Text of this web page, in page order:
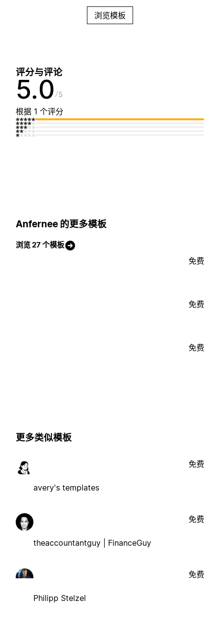
浏览模板
评分与评论
5.0 5
根据 1 个评分
Anfernee 的更多模板
浏览 27 个模板
免费
免费
免费
更多类似模板
avery's templates
免费
theaccountantguy | FinanceGuy
免费
Philipp Stelzel
免费